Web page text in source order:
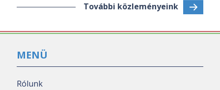
További közleményeink
MENÜ
Rólunk